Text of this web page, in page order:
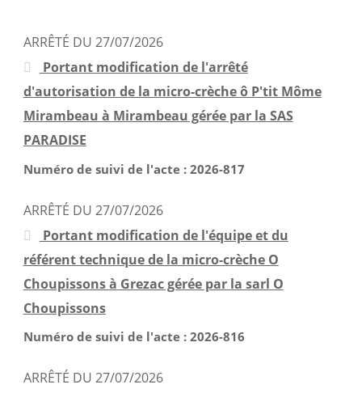
Arrêtés
Procès-Verbaux
mai 2026
avril 2026
mars 2026
février 2026
janvier 2026
décembre 2025
octobre 2025
septembre 2025
août 2025
juillet 2025
juin 2025
mai 2025
mars 2025
ARRÊTÉ DU 27/07/2026
Portant modification de l'arrêté
d'autorisation de la micro-crèche ô P'tit Môme
Mirambeau à Mirambeau gérée par la SAS
PARADISE
Numéro de suivi de l'acte : 2026-817
ARRÊTÉ DU 27/07/2026
Portant modification de l'équipe et du
référent technique de la micro-crèche O
Choupissons à Grezac gérée par la sarl O
Choupissons
Numéro de suivi de l'acte : 2026-816
ARRÊTÉ DU 27/07/2026